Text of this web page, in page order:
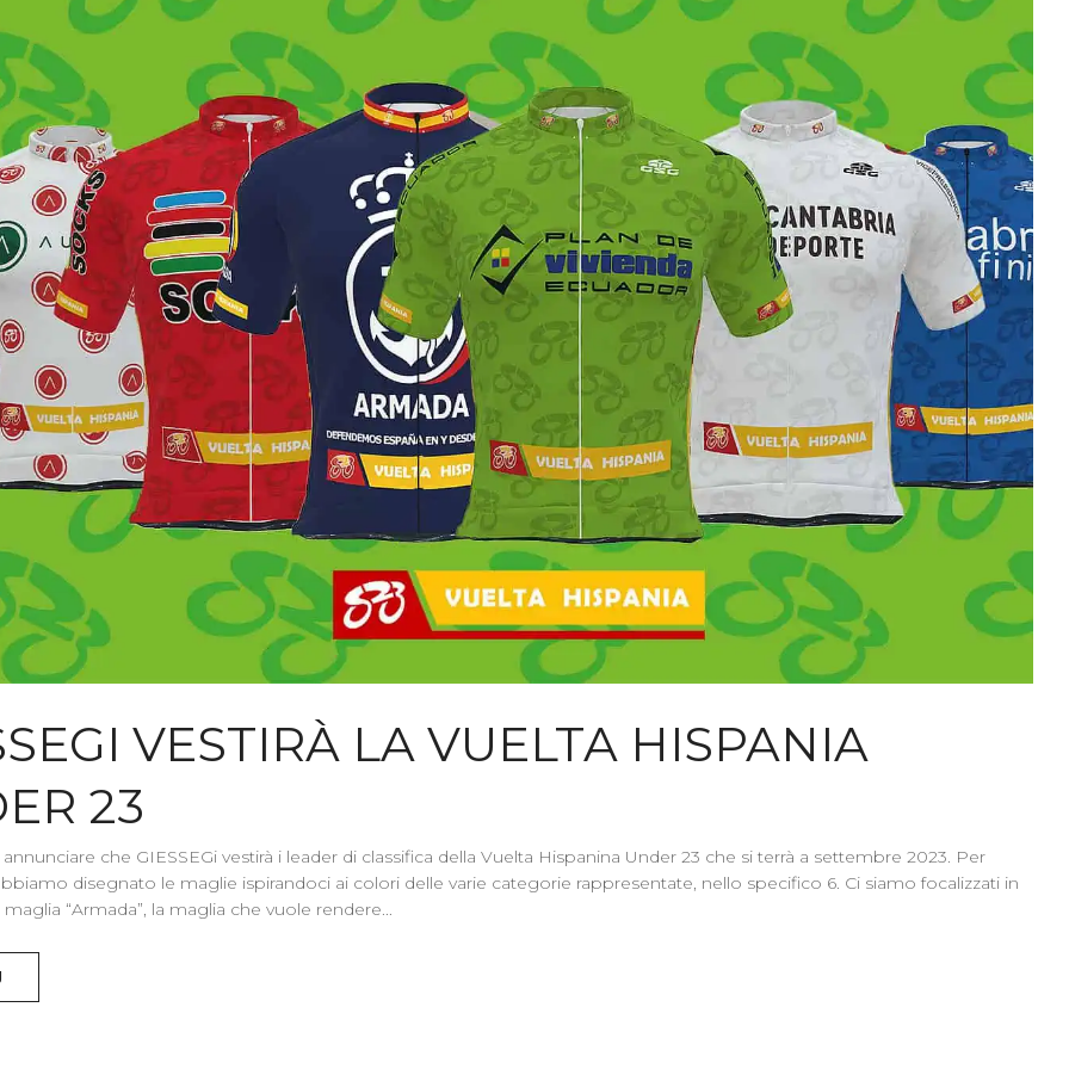
VESTIRÀ LA VUELTA HISPANIA
23
che GIESSEGi vestirà i leader di classifica della Vuelta Hispanina Under 23 che si terrà a settembre 2023. Per
disegnato le maglie ispirandoci ai colori delle varie categorie rappresentate, nello specifico 6. Ci siamo focalizzati in
“Armada”, la maglia che vuole rendere...